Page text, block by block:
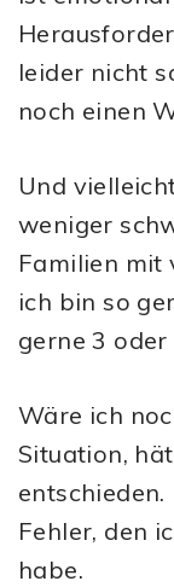
leider nicht
noch einen
Und
weniger
Familien mit
ich bin so
gerne 3
Wäre ich
Situation,
Fehler, den
habe.